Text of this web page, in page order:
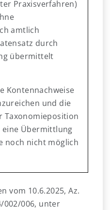
Praxisverfahren)
amtlich
durch
übermittelt
Kontennachweise
und die
Taxonomieposition
eine Übermittlung
noch nicht möglich
vom 10.6.2025, Az.
002/006, unter